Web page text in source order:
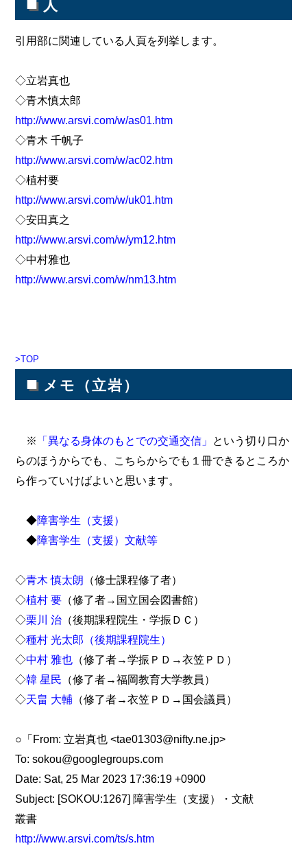
人
引用部に関連している人頁を列挙します。
◇立岩真也
◇青木慎太郎
http://www.arsvi.com/w/as01.htm
◇青木 千帆子
http://www.arsvi.com/w/ac02.htm
◇植村要
http://www.arsvi.com/w/uk01.htm
◇安田真之
http://www.arsvi.com/w/ym12.htm
◇中村雅也
http://www.arsvi.com/w/nm13.htm
>TOP
■ メモ（立岩）
※ 「異なる身体のもとでの交通交信」 という切り口か
らのほうからでも、こちらからでも１冊できるところか
ら作っていけばよいと思います。
◆障害学生（支援）
◆障害学生（支援）文献等
◇青木 慎太朗 （修士課程修了者）
◇植村 要 （修了者→国立国会図書館）
◇栗川 治 （後期課程院生・学振ＤＣ）
◇種村 光太郎（後期課程院生）
◇中村 雅也 （修了者→学振ＰＤ→衣笠ＰＤ）
◇韓 星民 （修了者→福岡教育大学教員）
◇天畠 大輔 （修了者→衣笠ＰＤ→国会議員）
○「From: 立岩真也 <tae01303@nifty.ne.jp>
To: sokou@googlegroups.com
Date: Sat, 25 Mar 2023 17:36:19 +0900
Subject: [SOKOU:1267] 障害学生（支援）・文献
叢書
http://www.arsvi.com/ts/s.htm